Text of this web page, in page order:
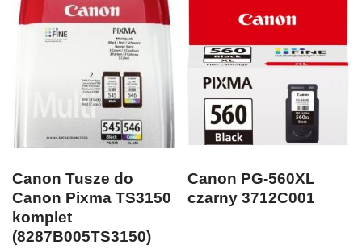
Canon Tusze do
Canon Pixma TS3150
komplet
(8287B005TS3150)
Canon PG-560XL
czarny 3712C001